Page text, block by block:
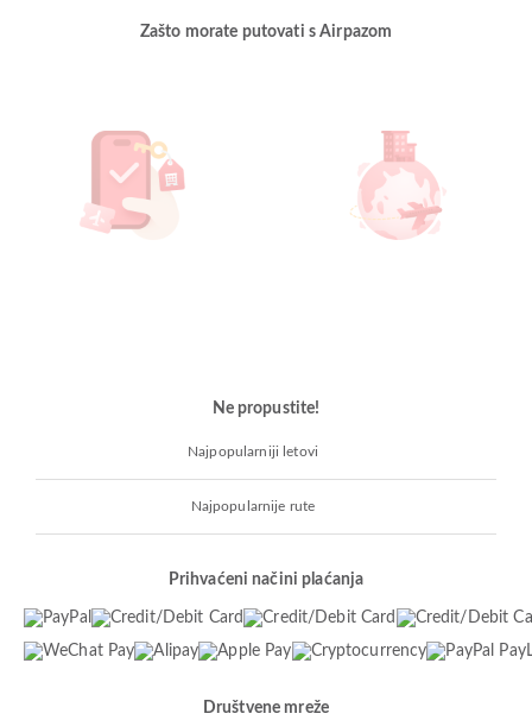
Zašto morate putovati s Airpazom
Ne propustite!
Najpopularniji letovi
Najpopularnije rute
Prihvaćeni načini plaćanja
Društvene mreže